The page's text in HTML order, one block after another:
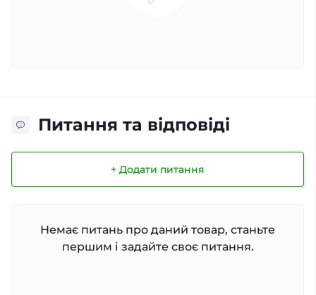
Питання та відповіді
+ Додати питання
Немає питань про даний товар, станьте
першим і задайте своє питання.